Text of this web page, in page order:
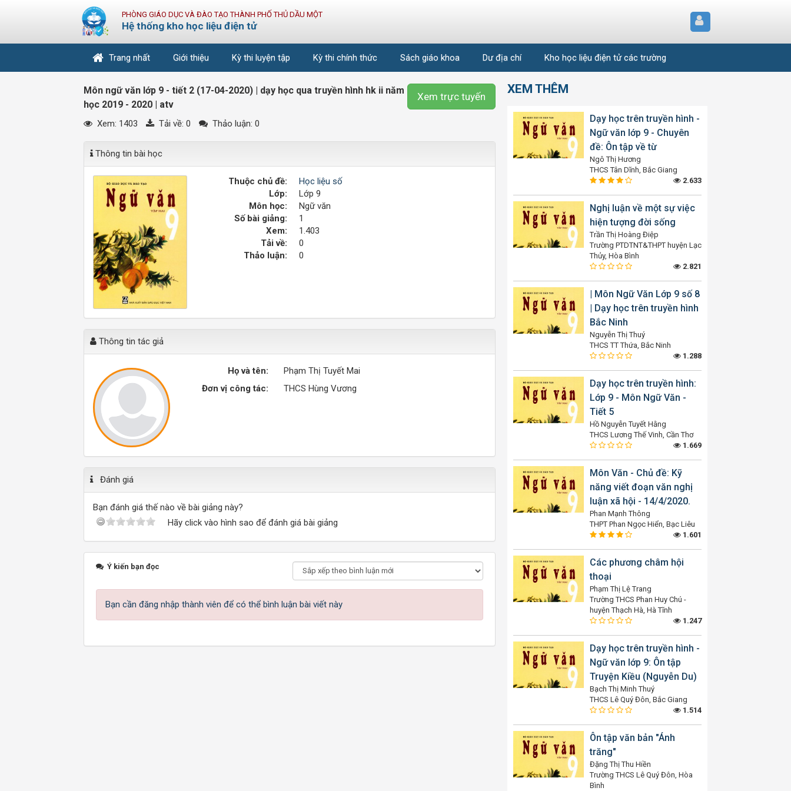
PHÒNG GIÁO DỤC VÀ ĐÀO TẠO THÀNH PHỐ THỦ DẦU MỘT
Hệ thống kho học liệu điện tử
Trang nhất Giới thiệu Kỳ thi luyện tập Kỳ thi chính thức Sách giáo khoa Dư địa chí Kho học liệu điện tử các trường
Xem trực tuyến
Môn ngữ văn lớp 9 - tiết 2 (17-04-2020) | dạy học qua truyền hình hk ii năm
học 2019 - 2020 | atv
Xem: 1403 Tải về: 0 Thảo luận: 0
Thông tin bài học
Thuộc chủ đề:
Học liệu số
Lớp:
Lớp 9
Môn học:
Ngữ văn
Số bài giảng:
1
Xem:
1.403
Tải về:
0
Thảo luận:
0
Thông tin tác giả
Họ và tên:
Phạm Thị Tuyết Mai
Đơn vị công tác:
THCS Hùng Vương
Đánh giá
Bạn đánh giá thế nào về bài giảng này?
Hãy click vào hình sao để đánh giá bài giảng
Ý kiến bạn đọc
Bạn cần đăng nhập thành viên để có thể bình luận bài viết này
XEM THÊM
Dạy học trên truyền hình -
Ngữ văn lớp 9 - Chuyên
đề: Ôn tập về từ
Ngô Thị Hương
THCS Tân Dĩnh, Bắc Giang
2.633
Nghị luận về một sự việc
hiện tượng đời sống
Trần Thị Hoàng Điệp
Trường PTDTNT&THPT huyện Lạc
Thủy, Hòa Bình
2.821
| Môn Ngữ Văn Lớp 9 số 8
| Dạy học trên truyền hình
Bắc Ninh
Nguyễn Thị Thuý
THCS TT Thứa, Bắc Ninh
1.288
Dạy học trên truyền hình:
Lớp 9 - Môn Ngữ Văn -
Tiết 5
Hồ Nguyễn Tuyết Hằng
THCS Lương Thế Vinh, Cần Thơ
1.669
Môn Văn - Chủ đề: Kỹ
năng viết đoạn văn nghị
luận xã hội - 14/4/2020.
Phan Mạnh Thông
THPT Phan Ngọc Hiển, Bạc Liêu
1.601
Các phương châm hội
thoại
Phạm Thị Lệ Trang
Trường THCS Phan Huy Chú -
huyện Thạch Hà, Hà Tĩnh
1.247
Dạy học trên truyền hình -
Ngữ văn lớp 9: Ôn tập
Truyện Kiều (Nguyễn Du)
Bạch Thị Minh Thuý
THCS Lê Quý Đôn, Bắc Giang
1.514
Ôn tập văn bản "Ánh
trăng"
Đặng Thị Thu Hiền
Trường THCS Lê Quý Đôn, Hòa
Bình